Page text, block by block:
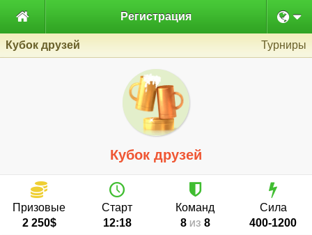
 Регистрация
Кубок друзей Турниры
Кубок друзей
Призовые
2 250$
Старт
12:18
Команд
8 ИЗ 8
Сила
400-1200